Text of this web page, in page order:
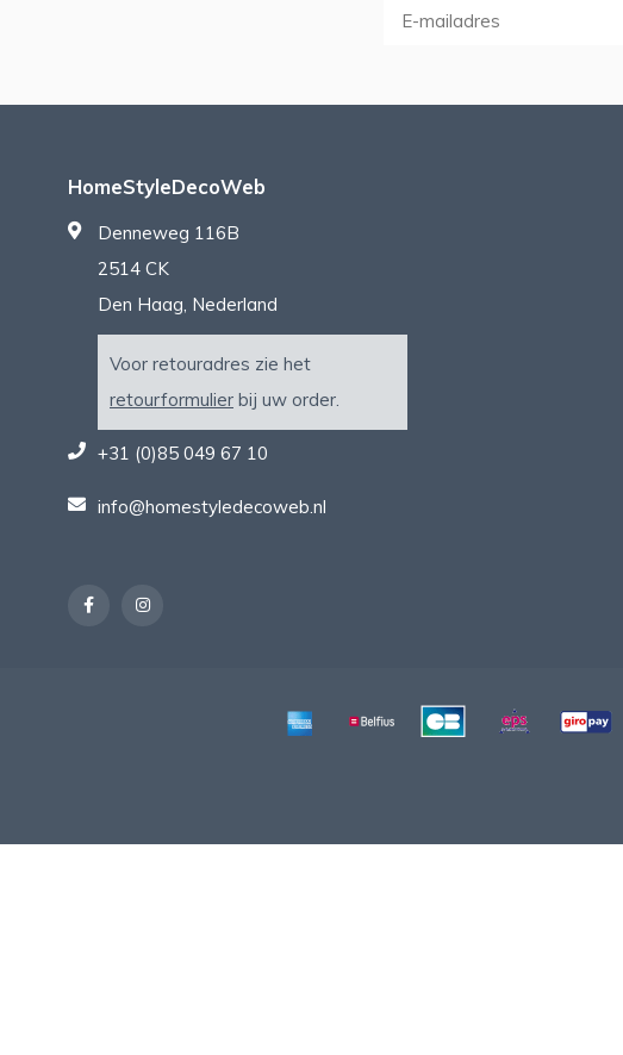
HomeStyleDecoWeb
Denneweg 116B
2514 CK
Den Haag, Nederland
Voor retouradres zie het
retourformulier bij uw order.
+31 (0)85 049 67 10
info@homestyledecoweb.nl